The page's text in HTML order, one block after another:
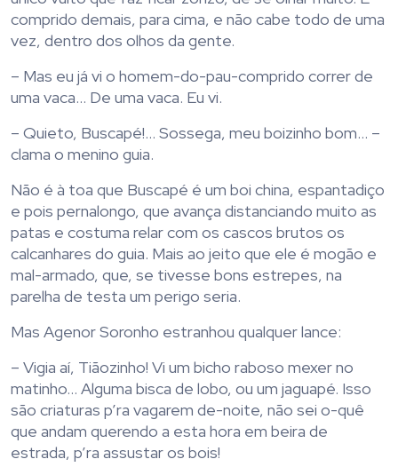
comprido demais, para cima, e não cabe todo de uma
vez, dentro dos olhos da gente.
– Mas eu já vi o homem-do-pau-comprido correr de
uma vaca… De uma vaca. Eu vi.
– Quieto, Buscapé!… Sossega, meu boizinho bom… –
clama o menino guia.
Não é à toa que Buscapé é um boi china, espantadiço
e pois pernalongo, que avança distanciando muito as
patas e costuma relar com os cascos brutos os
calcanhares do guia. Mais ao jeito que ele é mogão e
mal-armado, que, se tivesse bons estrepes, na
parelha de testa um perigo seria.
Mas Agenor Soronho estranhou qualquer lance:
– Vigia aí, Tiãozinho! Vi um bicho raboso mexer no
matinho… Alguma bisca de lobo, ou um jaguapé. Isso
são criaturas p’ra vagarem de-noite, não sei o-quê
que andam querendo a esta hora em beira de
estrada, p’ra assustar os bois!